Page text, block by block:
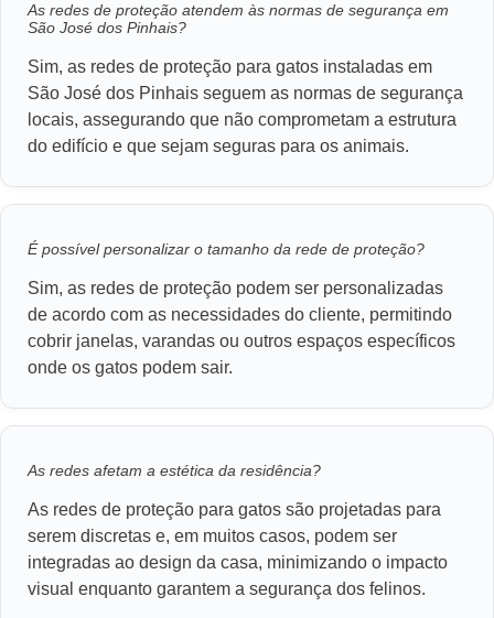
As redes de proteção atendem às normas de segurança em
São José dos Pinhais?
Sim, as redes de proteção para gatos instaladas em
São José dos Pinhais seguem as normas de segurança
locais, assegurando que não comprometam a estrutura
do edifício e que sejam seguras para os animais.
É possível personalizar o tamanho da rede de proteção?
Sim, as redes de proteção podem ser personalizadas
de acordo com as necessidades do cliente, permitindo
cobrir janelas, varandas ou outros espaços específicos
onde os gatos podem sair.
As redes afetam a estética da residência?
As redes de proteção para gatos são projetadas para
serem discretas e, em muitos casos, podem ser
integradas ao design da casa, minimizando o impacto
visual enquanto garantem a segurança dos felinos.